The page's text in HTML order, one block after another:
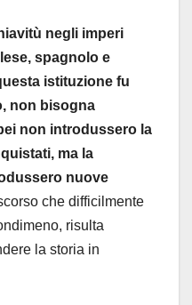
negli imperi
spagnolo e
istituzione fu
non bisogna
non introdussero la
ma la
nuove
che difficilmente
risulta
la storia in